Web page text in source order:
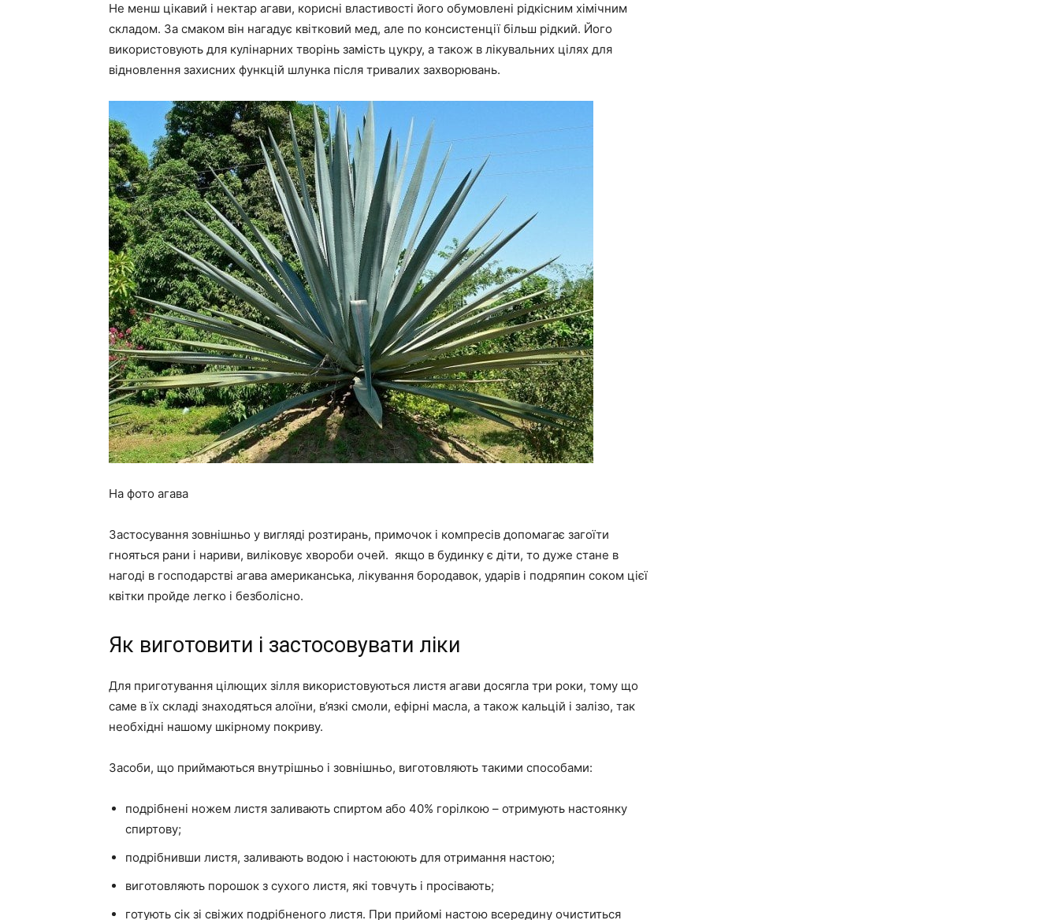
Не менш цікавий і нектар агави, корисні властивості його обумовлені рідкісним хімічним
складом. За смаком він нагадує квітковий мед, але по консистенції більш рідкий. Його
використовують для кулінарних творінь замість цукру, а також в лікувальних цілях для
відновлення захисних функцій шлунка після тривалих захворювань.
На фото агава
Застосування зовнішньо у вигляді розтирань, примочок і компресів допомагає загоїти
гнояться рани і нариви, виліковує хвороби очей. якщо в будинку є діти, то дуже стане в
нагоді в господарстві агава американська, лікування бородавок, ударів і подряпин соком цієї
квітки пройде легко і безболісно.
Як виготовити і застосовувати ліки
Для приготування цілющих зілля використовуються листя агави досягла три роки, тому що
саме в їх складі знаходяться алоїни, в’язкі смоли, ефірні масла, а також кальцій і залізо, так
необхідні нашому шкірному покриву.
Засоби, що приймаються внутрішньо і зовнішньо, виготовляють такими способами:
подрібнені ножем листя заливають спиртом або 40% горілкою – отримують настоянку
спиртову;
подрібнивши листя, заливають водою і настоюють для отримання настою;
виготовляють порошок з сухого листя, які товчуть і просівають;
готують сік зі свіжих подрібненого листя. При прийомі настою всередину очиститься